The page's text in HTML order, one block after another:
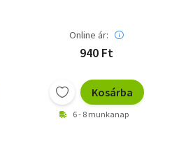
Online ár:
940 Ft
Kosárba
6 - 8 munkanap